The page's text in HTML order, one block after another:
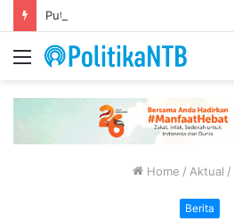
Menu
Home / Aktual /
Berita